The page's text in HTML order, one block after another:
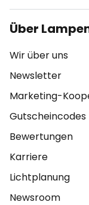
Über
Wir über uns
Newsletter
Marketing-
Gutscheincodes
Bewertungen
Karriere
Lichtplanung
Newsroom